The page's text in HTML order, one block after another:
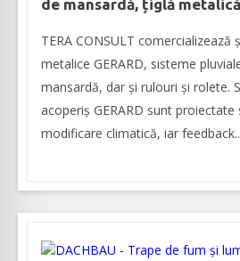
de mansardă, țiglă metalică
TERA CONSULT comercializează
metalice GERARD, sisteme
mansardă, dar și rulouri și rolete.
acoperiș GERARD sunt
modificare climatică, iar